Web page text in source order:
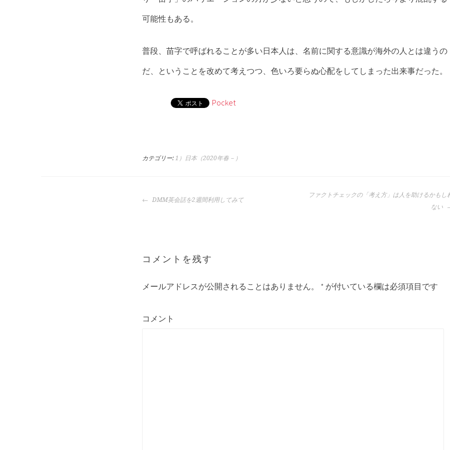
可能性もある。
普段、苗字で呼ばれることが多い日本人は、名前に関する意識が海外の人とは違うの
だ、ということを改めて考えつつ、色いろ要らぬ心配をしてしまった出来事だった。
Pocket
カテゴリー: 1）日本（2020年春－）
投
稿
ー
シ
ョ
ン
DMM英会話を2週間利用してみて
ファクトチェックの「考え方」は人を助けるかもし
ない
コメントを残す
メールアドレスが公開されることはありません。 * が付いている欄は必須項目です
コメント